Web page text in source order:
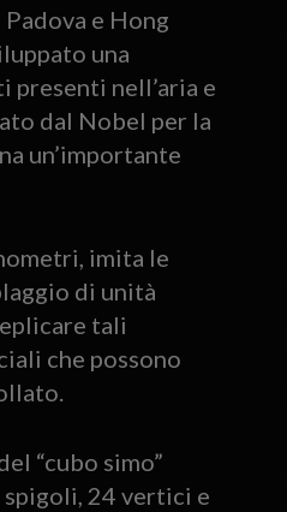
e Hong
una
nell’aria e
dal Nobel per la
un’importante
imita le
di unità
tali
che possono
“cubo simo”
24 vertici e